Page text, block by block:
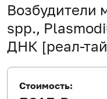
Возбудители
spp.,
ДНК [реал-
Стоимость: